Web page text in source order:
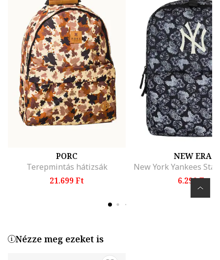
PORC
Terepmintás hátizsák
21.699 Ft
NEW ERA
6.299 Ft
Nézze meg ezeket is